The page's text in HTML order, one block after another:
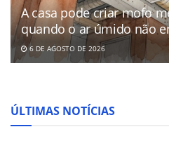
A casa pode criar mofo
quando o ar úmido não
6 DE AGOSTO DE 2026
ÚLTIMAS NOTÍCIAS